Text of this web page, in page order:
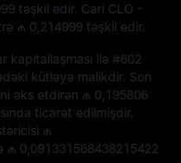
təşkil edir. Cari CLO -
₼ 0,214999 təşkil edir.
kapitallaşması ilə #602
kütləyə malikdir. Son
əks etdirən ₼ 0,195806
ticarət edilmişdir.
₼
₼ 0,091331568438215422